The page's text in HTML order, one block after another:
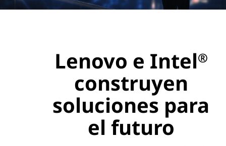
Lenovo e Intel®
construyen
soluciones para
el futuro